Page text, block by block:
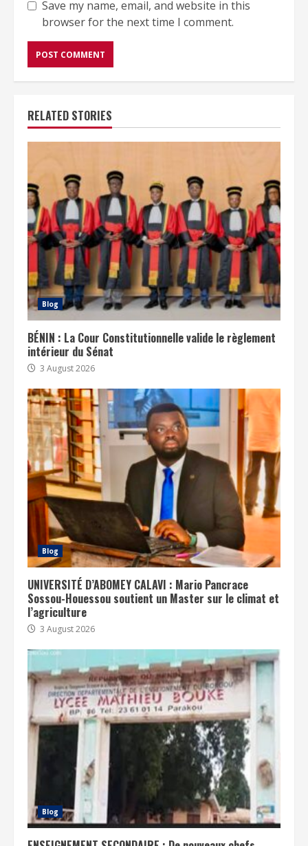
Save my name, email, and website in this
browser for the next time I comment.
RELATED STORIES
Blog
BÉNIN : La Cour Constitutionnelle valide le règlement
intérieur du Sénat
3 August 2026
Blog
UNIVERSITÉ D’ABOMEY CALAVI : Mario Pancrace
Sossou-Houessou soutient un Master sur le climat et
l’agriculture
3 August 2026
Blog